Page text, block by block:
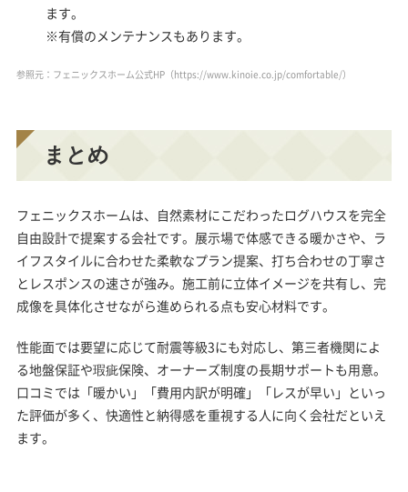
ます。
※有償のメンテナンスもあります。
参照元：フェニックスホーム公式HP（https://www.kinoie.co.jp/comfortable/）
まとめ
フェニックスホームは、自然素材にこだわったログハウスを完全
自由設計で提案する会社です。展示場で体感できる暖かさや、ラ
イフスタイルに合わせた柔軟なプラン提案、打ち合わせの丁寧さ
とレスポンスの速さが強み。施工前に立体イメージを共有し、完
成像を具体化させながら進められる点も安心材料です。
性能面では要望に応じて耐震等級3にも対応し、第三者機関によ
る地盤保証や瑕疵保険、オーナーズ制度の長期サポートも用意。
口コミでは「暖かい」「費用内訳が明確」「レスが早い」といっ
た評価が多く、快適性と納得感を重視する人に向く会社だといえ
ます。